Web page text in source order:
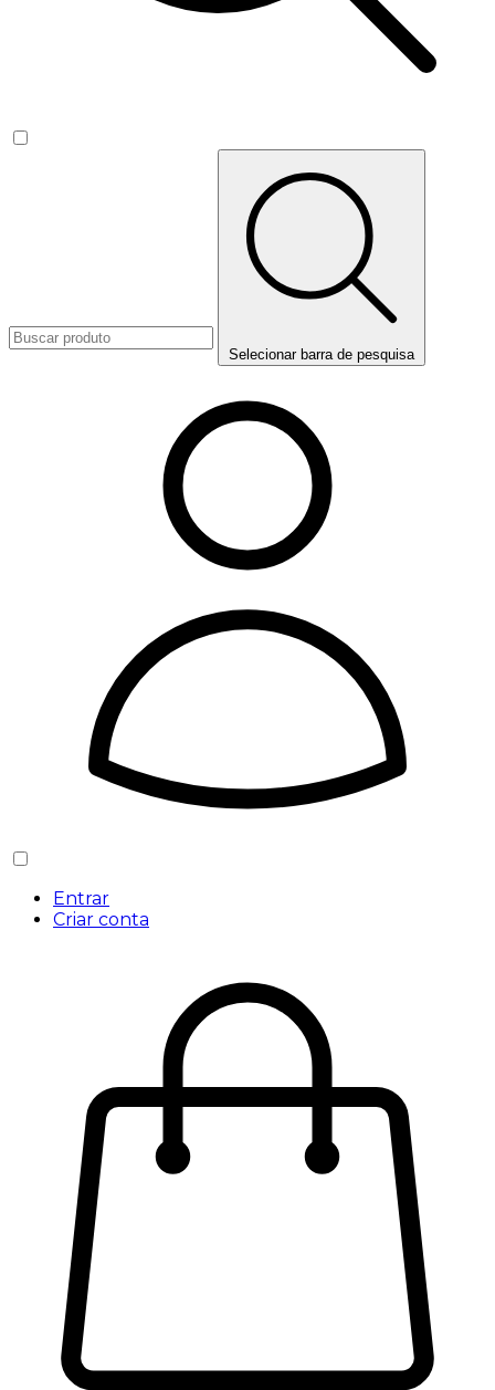
Selecionar barra de pesquisa
Entrar
Criar conta